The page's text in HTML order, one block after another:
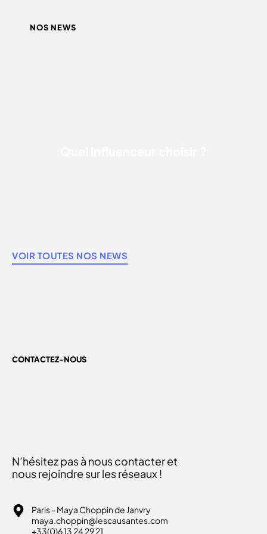
NOS NEWS
VOIR TOUTES NOS NEWS
CONTACTEZ-NOUS
N’hésitez pas à nous contacter et
nous rejoindre sur les réseaux !
Paris - Maya Choppin de Janvry
maya.choppin@lescausantes.com
+33(0)6 13 24 29 21